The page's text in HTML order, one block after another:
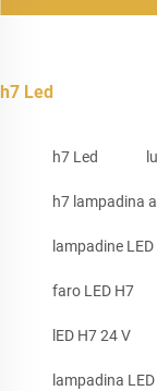
h7 Led
h7 Led
h7 lampadina
lampadine
faro LED H7
lED H7 24 V
lampadina